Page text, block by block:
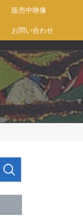
販売中映像
お問い合わせ